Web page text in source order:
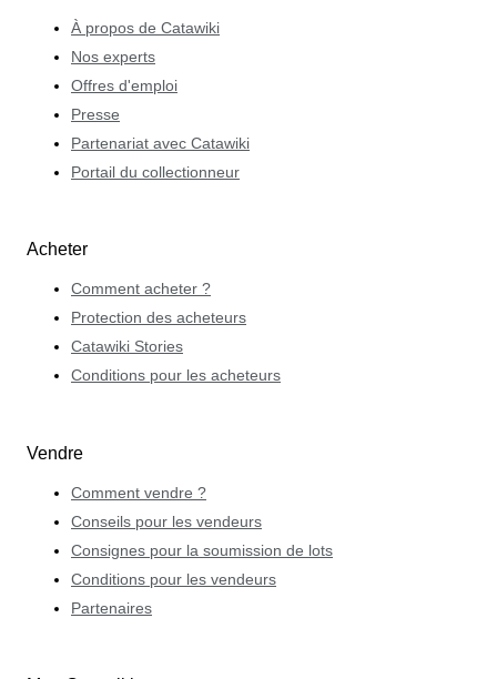
À propos de Catawiki
Nos experts
Offres d'emploi
Presse
Partenariat avec Catawiki
Portail du collectionneur
Acheter
Comment acheter ?
Protection des acheteurs
Catawiki Stories
Conditions pour les acheteurs
Vendre
Comment vendre ?
Conseils pour les vendeurs
Consignes pour la soumission de lots
Conditions pour les vendeurs
Partenaires